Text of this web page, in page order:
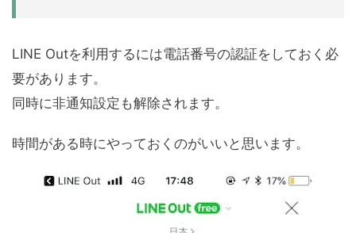
LINE Outを利用するには電話番号の認証をしておく必
要があります。
同時に非通知設定も解除されます。
時間がある時にやっておくのがいいと思います。